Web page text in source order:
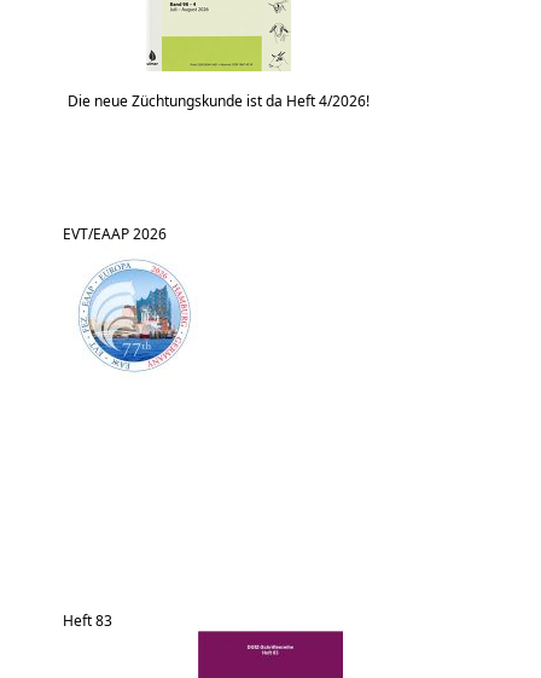
Die neue Züchtungskunde ist da Heft 4/2026!
EVT/EAAP 2026
Heft 83